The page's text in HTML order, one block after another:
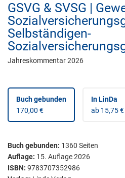
GSVG & SVSG |
Selbständigen-
Jahreskommentar 2026
Buch gebunden
170,00 €
In LinDa
ab 15,75 €
Buch gebunden: 1360 Seiten
Auflage: 15. Auflage 2026
ISBN: 9783707352986